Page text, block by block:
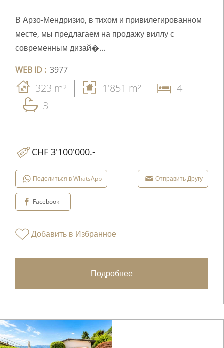
В Арзо-Мендризио, в тихом и привилегированном
месте, мы предлагаем на продажу виллу с
современным дизай�...
WEB ID : 3977
323 m² 1'851 m²
4
3
CHF 3'100'000.-
Поделиться в WhatsApp Отправить Другу
Facebook
Добавить в Избранное
Подробнее